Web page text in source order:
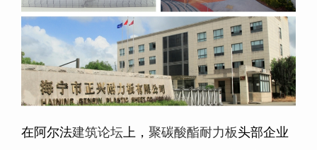
在阿尔法建筑论坛上， 聚碳酸酯耐力板头部企业